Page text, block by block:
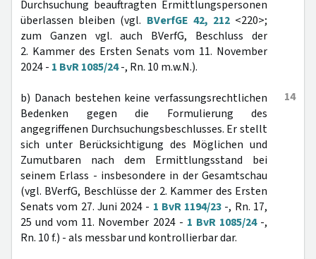
Durchsuchung beauftragten Ermittlungspersonen
überlassen bleiben (vgl. BVerfGE 42, 212<220>;
zum Ganzen vgl. auch BVerfG, Beschluss der
2. Kammer des Ersten Senats vom 11. November
2024 - 1 BvR 1085/24-, Rn. 10 m.w.N.).
14
b) Danach bestehen keine verfassungsrechtlichen
Bedenken gegen die Formulierung des
angegriffenen Durchsuchungsbeschlusses. Er stellt
sich unter Berücksichtigung des Möglichen und
Zumutbaren nach dem Ermittlungsstand bei
seinem Erlass - insbesondere in der Gesamtschau
(vgl. BVerfG, Beschlüsse der 2. Kammer des Ersten
Senats vom 27. Juni 2024 - 1 BvR 1194/23 -, Rn. 17,
25 und vom 11. November 2024 - 1 BvR 1085/24-,
Rn. 10 f.) - als messbar und kontrollierbar dar.